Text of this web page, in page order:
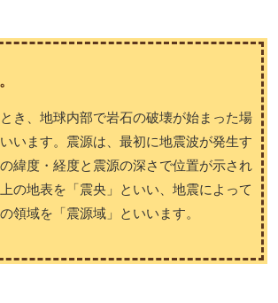
き、地球内部で岩石の破壊が始まった場
います。震源は、最初に地震波が発生す
緯度・経度と震源の深さで位置が示され
の地表を「震央」といい、地震によって
領域を「震源域」といいます。